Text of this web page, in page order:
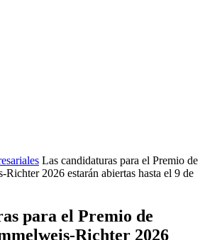
Las candidaturas para el Premio de
2026 estarán abiertas hasta el 9 de
para el Premio de
Richter 2026